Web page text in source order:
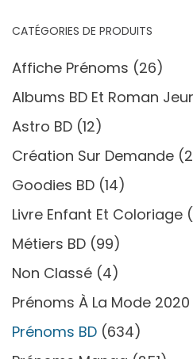
CATÉGORIES DE PRODUITS
Affiche Prénoms (26)
Albums BD Et Roman
Astro BD (12)
Création Sur Demande
Goodies BD (14)
Livre Enfant Et Coloriage
Métiers BD (99)
Non Classé (4)
Prénoms À La Mode 2020
Prénoms BD (634)